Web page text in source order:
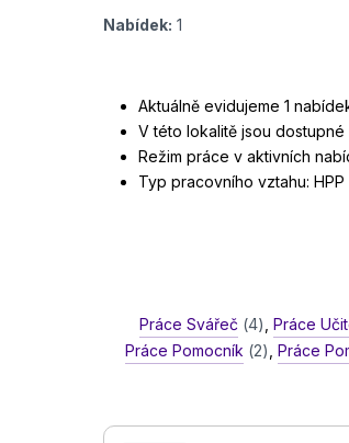
Nabídek: 1
Aktuálně evidujeme 1
V této lokalitě jsou
Režim práce v aktivních
Typ pracovního vztahu: HPP
Práce Svářeč (4) Práce
Práce Pomocník (2) ,Práce